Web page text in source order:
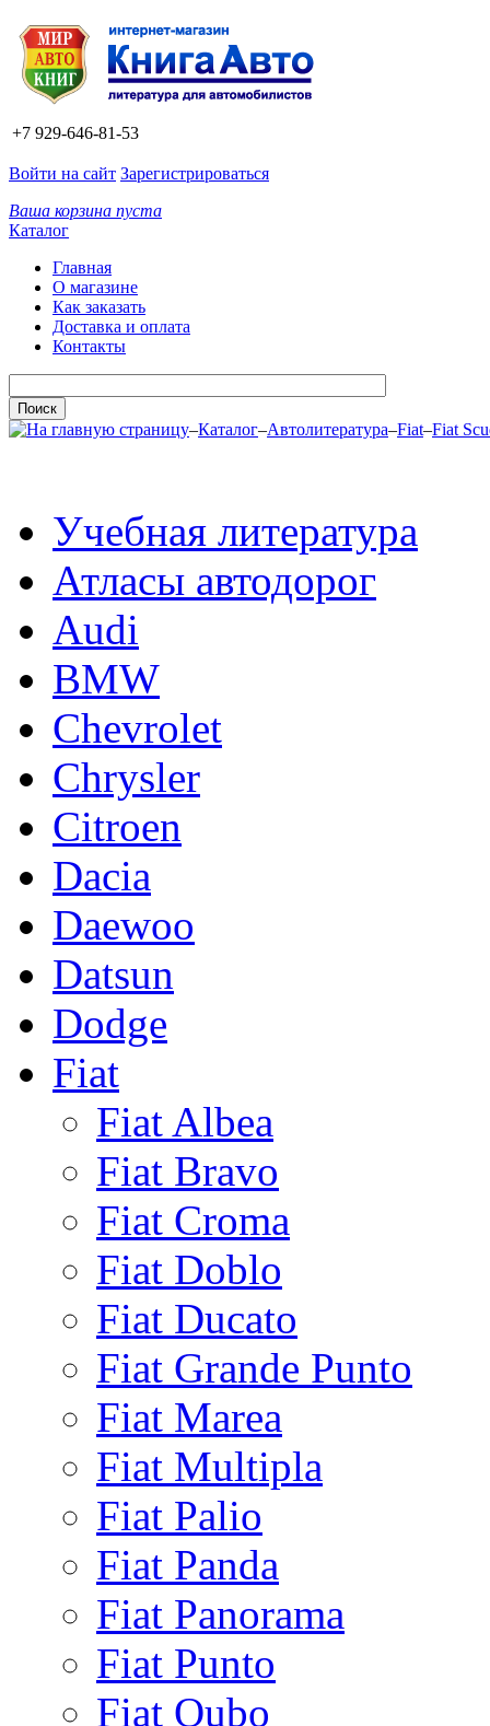
+7 929-646-81-53
Войти на сайт Зарегистрироваться
Ваша корзина пуста
Каталог
Главная
О магазине
Как заказать
Доставка и оплата
Контакты
–Каталог–Автолитература–Fiat–Fiat
Учебная литература
Атласы автодорог
Audi
BMW
Chevrolet
Chrysler
Citroen
Dacia
Daewoo
Datsun
Dodge
Fiat
Fiat Albea
Fiat Bravo
Fiat Croma
Fiat Doblo
Fiat Ducato
Fiat Grande Punto
Fiat Marea
Fiat Multipla
Fiat Palio
Fiat Panda
Fiat Panorama
Fiat Punto
Fiat Qubo